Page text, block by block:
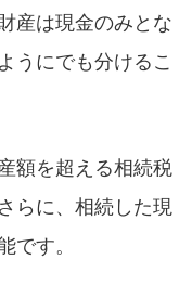
産は現金のみとな
うにでも分けるこ
額を超える相続税
らに、相続した現
です。